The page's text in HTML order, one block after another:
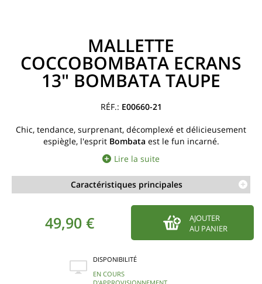
MALLETTE
COCCOBOMBATA ECRANS
13" BOMBATA TAUPE
E00660-21
Chic, tendance, surprenant, décomplexé et délicieusement
espiègle, l'esprit Bombata est le fun incarné.
Lire la suite
Caractéristiques principales
49,90 €
AJOUTER
AU PANIER
DISPONIBILITÉ
EN COURS